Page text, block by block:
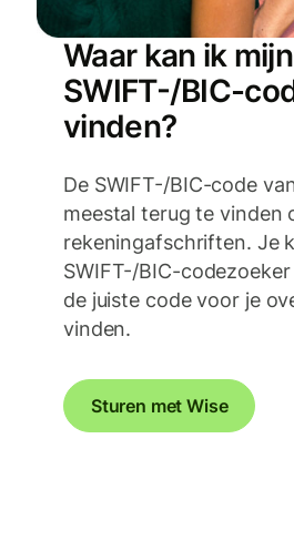
Waar kan ik mijn
SWIFT-/BIC-
vinden?
De SWIFT-/BIC-code
meestal terug te vinden
rekeningafschriften. Je
SWIFT-/BIC-
de juiste code voor je
vinden.
Sturen met Wise